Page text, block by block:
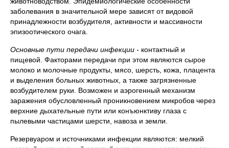
заболевания в значительной мере зависят от видовой
принадлежности возбудителя, активности и массивности
эпизоотического очага.
Основные пути передачи инфекции - контактный и
пищевой. Факторами передачи при этом являются сырое
молоко и молочные продукты, мясо, шерсть, кожа, плацента
и выделения больных животных, а также загрязненные
возбудителем руки. Возможен и аэрогенный механизм
заражения обусловленный проникновением микробов через
верхние дыхательные пути или конъюнктиву глаза с
пылевыми частицами шерсти, навоза и земли.
Резервуаром и источниками инфекции являются: мелкий